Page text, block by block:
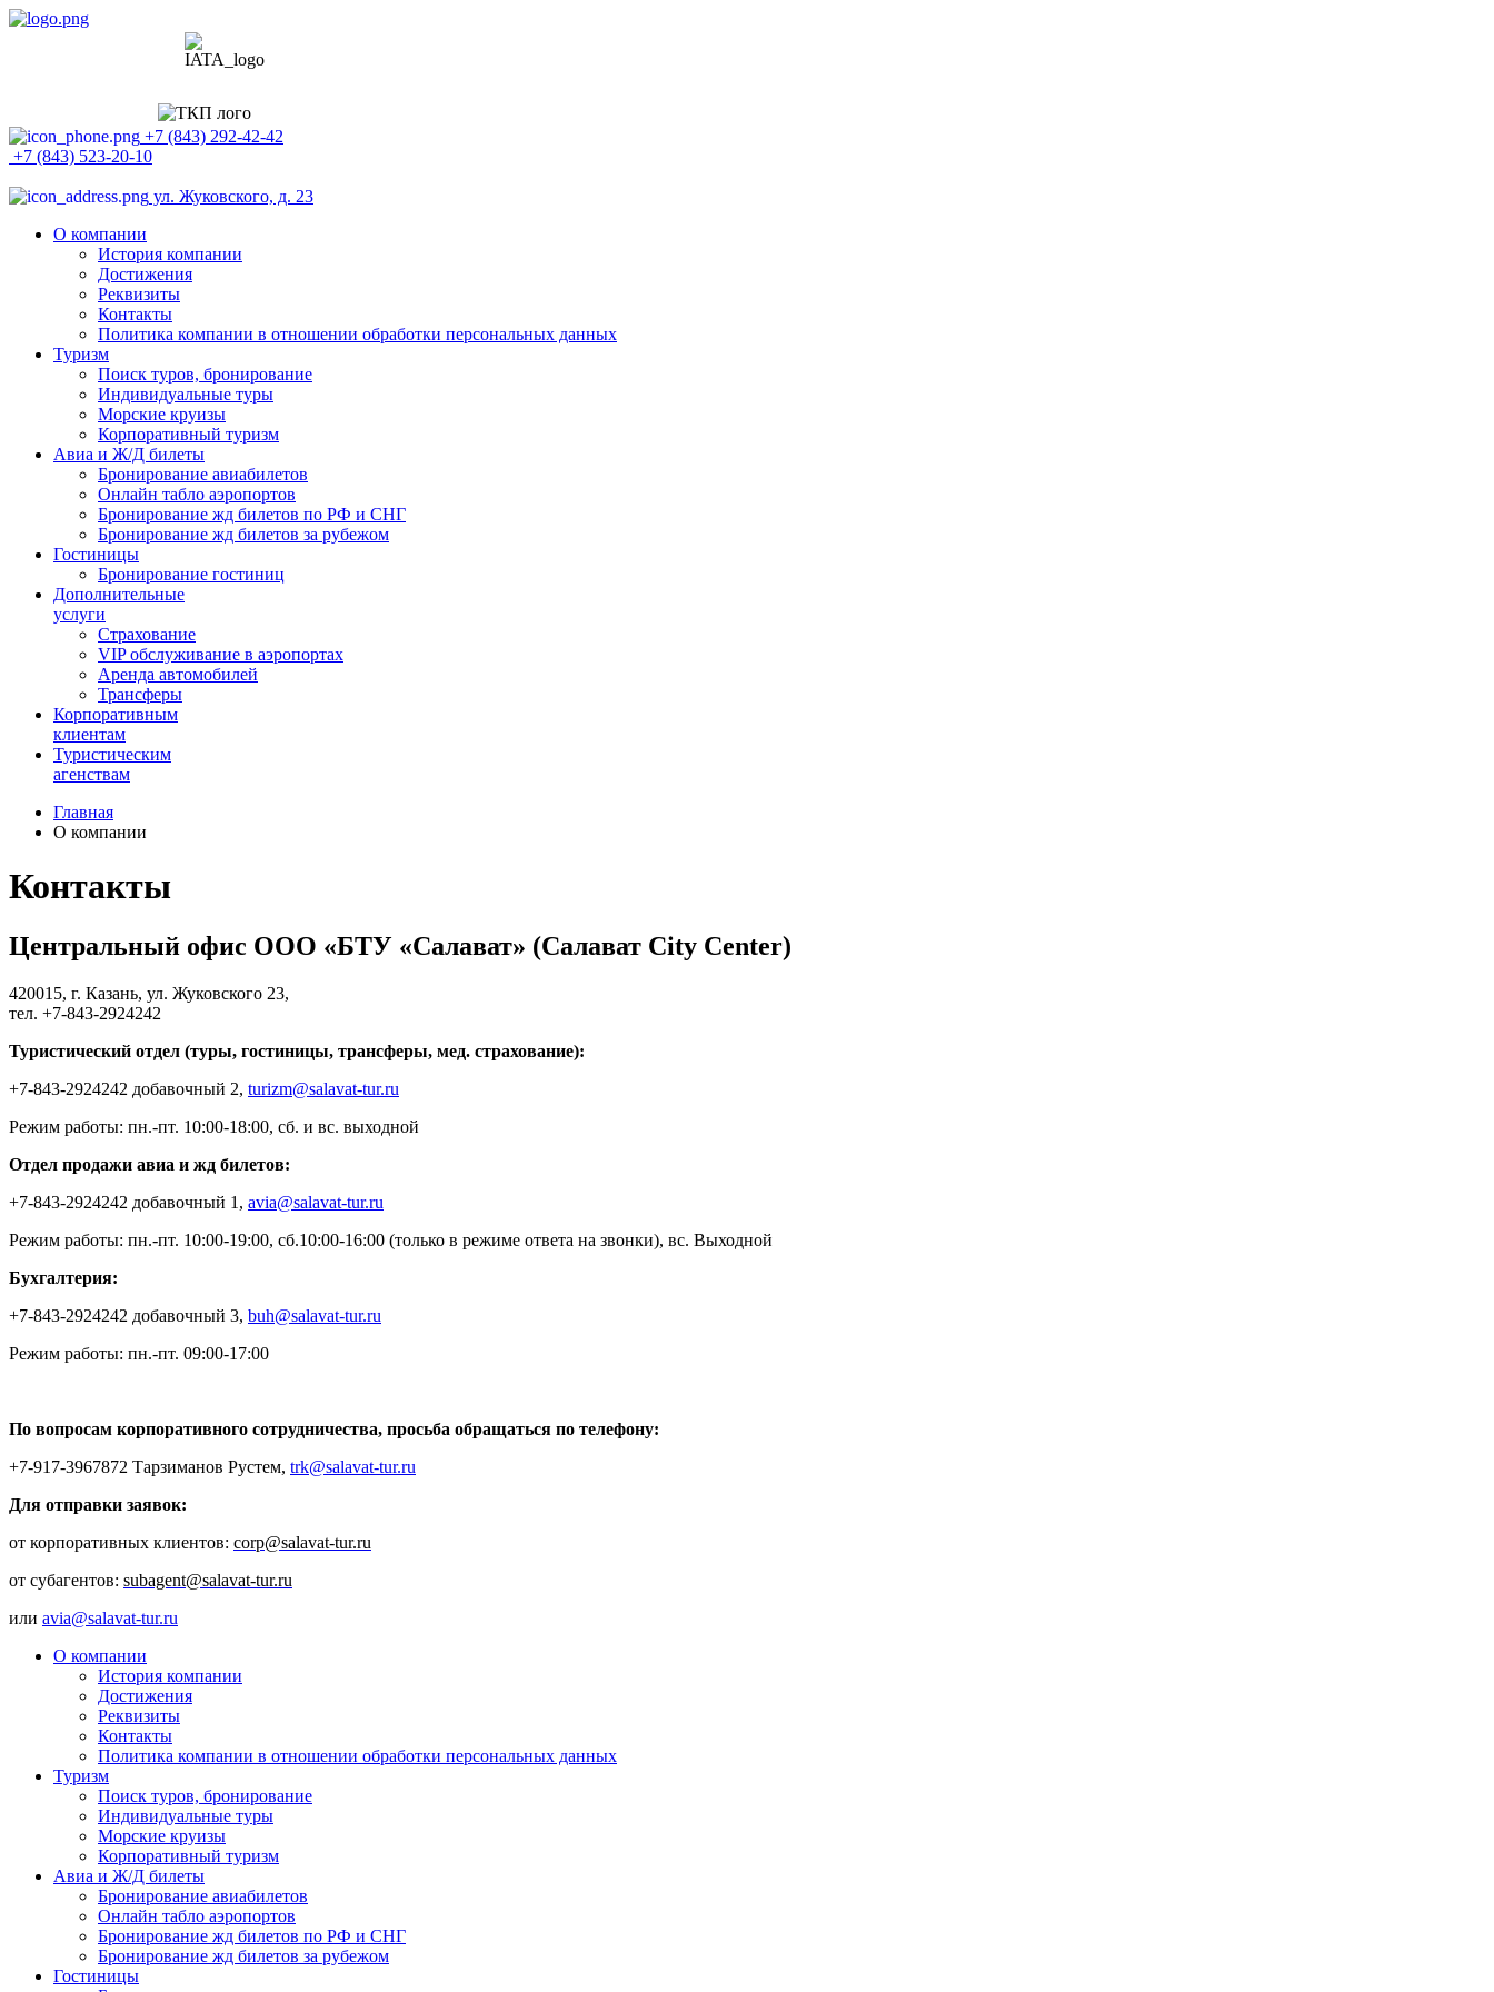
+7 (843) 292-42-42
+7 (843) 523-20-10
ул. Жуковского, д. 23
О компании
История компании
Достижения
Реквизиты
Контакты
Политика компании в отношении обработки персональных данных
Туризм
Поиск туров, бронирование
Индивидуальные туры
Морские круизы
Корпоративный туризм
Авиа и Ж/Д билеты
Бронирование авиабилетов
Онлайн табло аэропортов
Бронирование жд билетов по РФ и СНГ
Бронирование жд билетов за рубежом
Гостиницы
Бронирование гостиниц
Дополнительные
услуги
Страхование
VIP обслуживание в аэропортах
Аренда автомобилей
Трансферы
Корпоративным
клиентам
Туристическим
агенствам
Главная
О компании
Контакты
Центральный офис ООО «БТУ «Салават» (Салават City Center)
420015, г. Казань, ул. Жуковского 23,
тел. +7-843-2924242
Туристический отдел (туры, гостиницы, трансферы, мед. страхование):
+7-843-2924242 добавочный 2, turizm@salavat-tur.ru
Режим работы: пн.-пт. 10:00-18:00, сб. и вс. выходной
Отдел продажи авиа и жд билетов:
+7-843-2924242 добавочный 1, avia@salavat-tur.ru
Режим работы: пн.-пт. 10:00-19:00, сб.10:00-16:00 (только в режиме ответа на звонки), вс. Выходной
Бухгалтерия:
+7-843-2924242 добавочный 3, buh@salavat-tur.ru
Режим работы: пн.-пт. 09:00-17:00
По вопросам корпоративного сотрудничества, просьба обращаться по телефону:
+7-917-3967872 Тарзиманов Рустем, trk@salavat-tur.ru
Для отправки заявок:
от корпоративных клиентов: corp@salavat-tur.ru
от субагентов: subagent@salavat-tur.ru
или avia@salavat-tur.ru
О компании
История компании
Достижения
Реквизиты
Контакты
Политика компании в отношении обработки персональных данных
Туризм
Поиск туров, бронирование
Индивидуальные туры
Морские круизы
Корпоративный туризм
Авиа и Ж/Д билеты
Бронирование авиабилетов
Онлайн табло аэропортов
Бронирование жд билетов по РФ и СНГ
Бронирование жд билетов за рубежом
Гостиницы